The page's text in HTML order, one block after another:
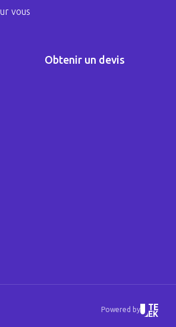
vous
Obtenir un devis
Powered by